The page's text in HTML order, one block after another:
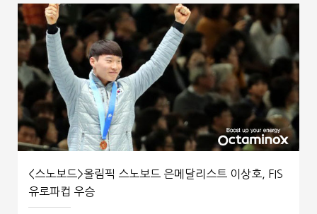
<스노보드>올림픽 스노보드 은메달리스트 이상호, FIS
유로파컵 우승